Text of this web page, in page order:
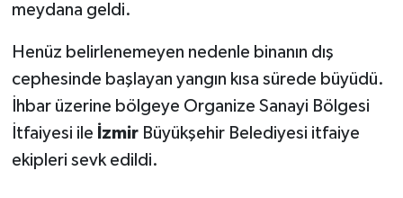
meydana geldi.
Henüz belirlenemeyen nedenle binanın dış
cephesinde başlayan yangın kısa sürede büyüdü.
İhbar üzerine bölgeye Organize Sanayi Bölgesi
İtfaiyesi ile İzmirBüyükşehir Belediyesi itfaiye
ekipleri sevk edildi.